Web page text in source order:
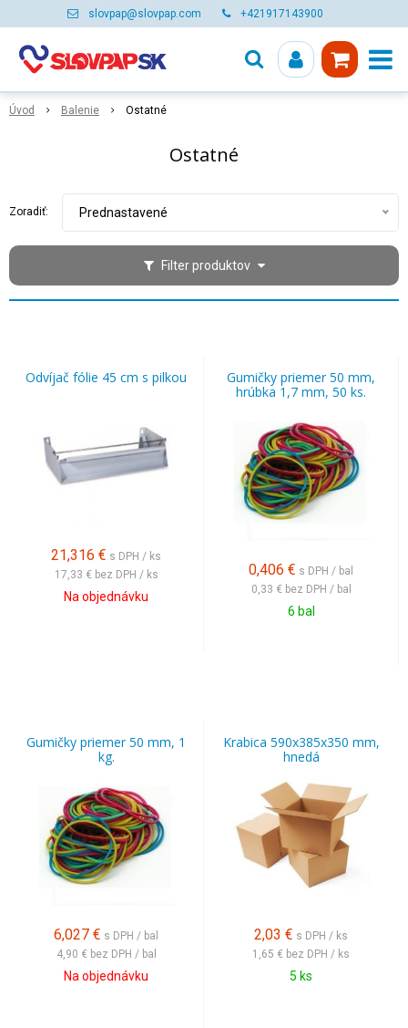
slovpap@slovpap.com +421917143900
Úvod Balenie Ostatné
Ostatné
Filter produktov
Zoradiť: Prednastavené
Odvíjač fólie 45 cm s pilkou
21,316 € s DPH / ks
17,33 € bez DPH / ks
Na objednávku
Gumičky priemer 50 mm,
hrúbka 1,7 mm, 50 ks.
0,406 € s DPH / bal
0,33 € bez DPH / bal
6 bal
Gumičky priemer 50 mm, 1
kg.
6,027 € s DPH / bal
4,90 € bez DPH / bal
Na objednávku
Krabica 590x385x350 mm,
hnedá
2,03 € s DPH / ks
1,65 € bez DPH / ks
5 ks